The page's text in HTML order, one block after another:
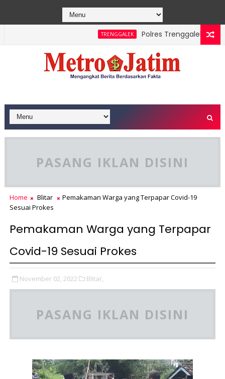
TRENGGALEK Polres Trenggalek
PASANG IKLAN DISINI
Home Blitar
Pemakaman Warga yang Terpapar Covid-19
Sesuai Prokes
Pemakaman Warga yang Terpapar
Covid-19 Sesuai Prokes
November 02, 2022 Blitar,
PASANG IKLAN DISINI